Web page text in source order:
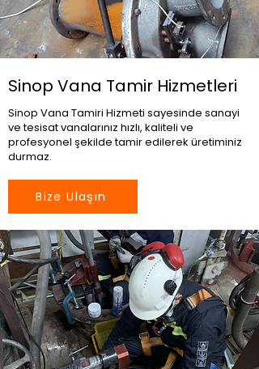
Sinop Vana Tamir Hizmetleri
Sinop Vana Tamiri Hizmeti sayesinde sanayi
ve tesisat vanalarınız hızlı, kaliteli ve
profesyonel şekilde tamir edilerek üretiminiz
durmaz.
Bize Ulaşın